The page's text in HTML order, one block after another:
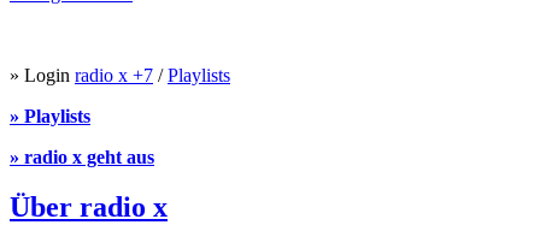
» Login radio x +7 /Playlists
» Playlists
» radio x geht aus
Über radio x